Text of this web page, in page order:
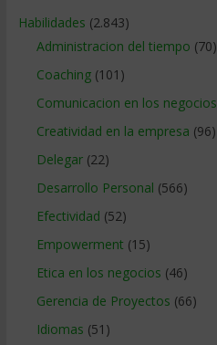
Habilidades (2.843)
Administracion del tiempo (70)
Coaching(101)
Comunicacion en los negocios
Creatividad en la empresa (96)
Delegar(22)
Desarrollo Personal (566)
Efectividad (52)
Empowerment (15)
Etica en los negocios (46)
Gerencia de Proyectos (66)
Idiomas (51)